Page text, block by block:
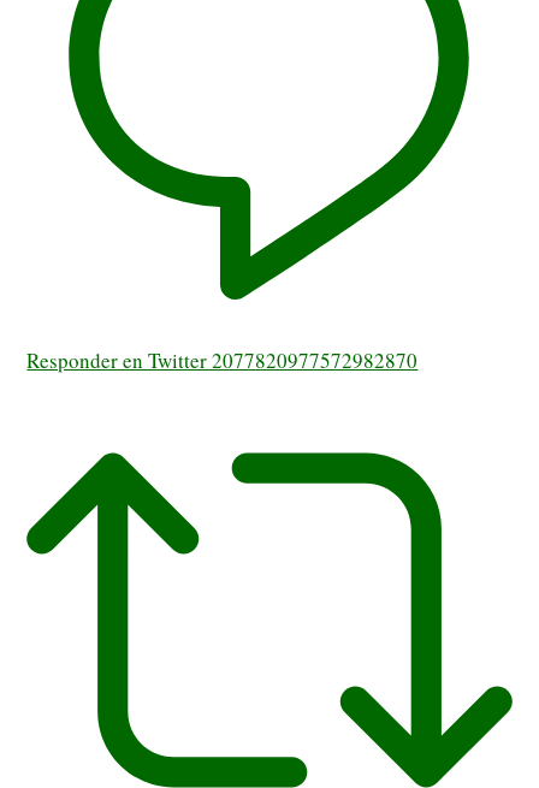
Responder en Twitter 2077820977572982870